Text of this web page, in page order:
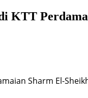
KTT
Sharm El-